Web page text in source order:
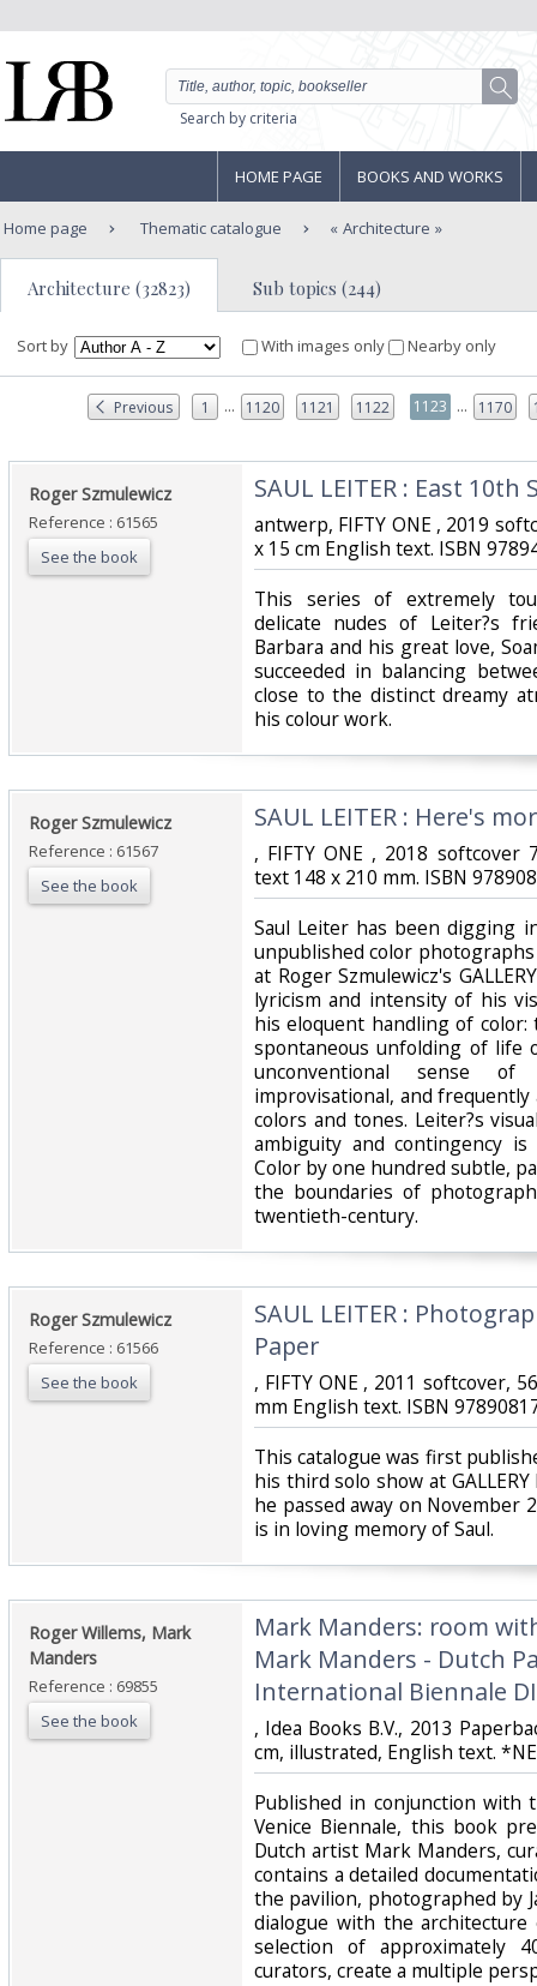
Search by criteria
HOME PAGE BOOKS AND WORKS
Home page Thematic catalogue Architecture
Architecture (32823) Sub topics (244)
Sort by With images only Nearby only
Previous 1 ... 1120 1121 1122 1123 ... 1170
‎Roger Szmulewicz‎
Reference : 61565
See the book
‎SAUL LEITER : East 10th
‎antwerp, FIFTY ONE , 2019
x 15 cm English text. ISBN
‎This series of extremely
delicate nudes of Leiter?s
Barbara and his great love,
succeeded in balancing
close to the distinct dreamy
his colour work.‎
‎Roger Szmulewicz‎
Reference : 61567
See the book
‎SAUL LEITER : Here's
‎, FIFTY ONE , 2018 softcover
text 148 x 210 mm. ISBN
‎Saul Leiter has been digging
unpublished color
at Roger Szmulewicz's
lyricism and intensity of his
his eloquent handling of
spontaneous unfolding of life
unconventional sense
improvisational, and
colors and tones. Leiter?s
ambiguity and contingency
Color by one hundred subtle,
the boundaries of
twentieth-century.‎
‎Roger Szmulewicz‎
Reference : 61566
See the book
‎SAUL LEITER :
Paper‎
‎, FIFTY ONE , 2011 softcover,
mm English text. ISBN
‎This catalogue was first
his third solo show at
he passed away on November
is in loving memory of Saul.‎
‎Roger Willems, Mark
Manders‎
Reference : 69855
See the book
‎Mark Manders: room
Mark Manders - Dutch
International Biennale
‎, Idea Books B.V., 2013
cm, illustrated, English text.
‎Published in conjunction
Venice Biennale, this book
Dutch artist Mark Manders,
contains a detailed
the pavilion, photographed by
dialogue with the
selection of approximately
curators, create a multiple